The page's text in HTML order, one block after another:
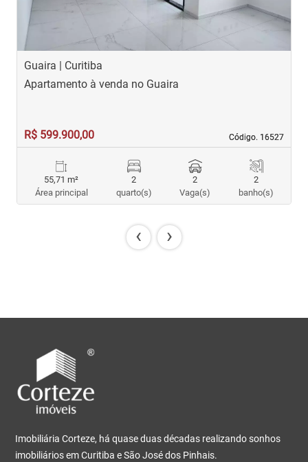
Guaira | Curitiba
Código. 16527
Código. 16527
Apartamento à venda no Guaira
R$ 599.900,00
55,71 m²
Área principal
2
quarto(s)
2
Vaga(s)
2
banho(s)
‹ ›
Imobiliária Corteze, há quase duas décadas realizando sonhos
imobiliários em Curitiba e São José dos Pinhais.